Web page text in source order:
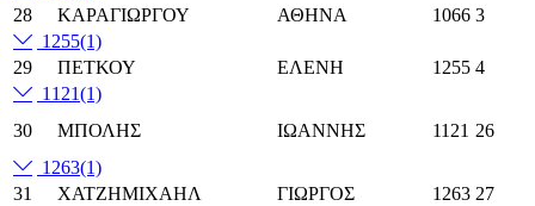
28
ΚΑΡΑΓΙΩΡΓΟΥ ΑΘΗΝΑ 1066 3
1255(1)
29
ΠΕΤΚΟΥ ΕΛΕΝΗ 1255 4
1121(1)
30
ΜΠΟΛΗΣ ΙΩΑΝΝΗΣ 1121 26
1263(1)
31
ΧΑΤΖΗΜΙΧΑΗΛ ΓΙΩΡΓΟΣ 1263 27